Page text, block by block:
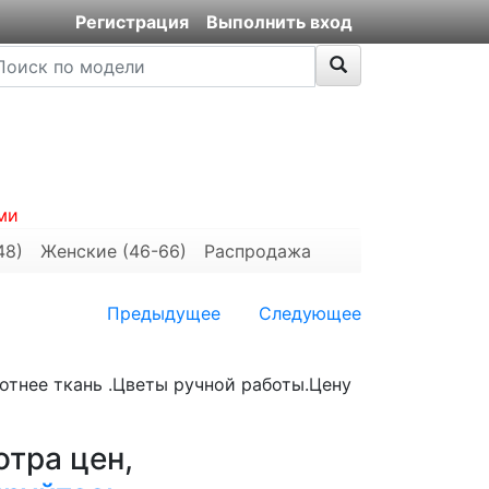
Регистрация Выполнить вход
Женские (46-66) Распродажа
Предыдущее Следующее
ткань .Цветы ручной работы.Цену
цен,